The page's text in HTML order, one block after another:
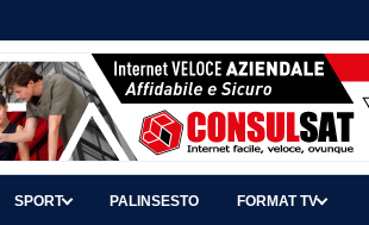
SPORT PALINSESTO FORMAT TV